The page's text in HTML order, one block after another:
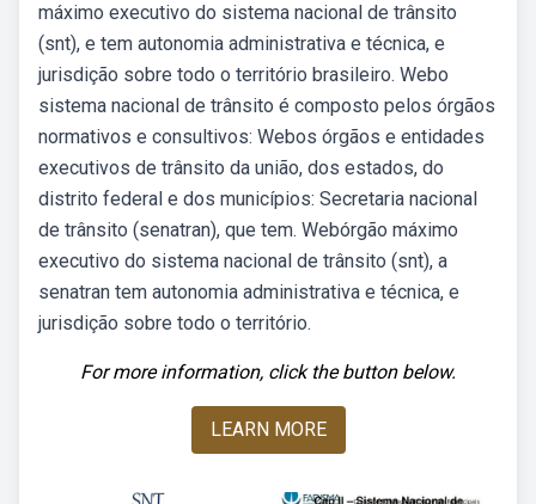
máximo executivo do sistema nacional de trânsito
(snt), e tem autonomia administrativa e técnica, e
jurisdição sobre todo o território brasileiro. Webo
sistema nacional de trânsito é composto pelos órgãos
normativos e consultivos: Webos órgãos e entidades
executivos de trânsito da união, dos estados, do
distrito federal e dos municípios: Secretaria nacional
de trânsito (senatran), que tem. Webórgão máximo
executivo do sistema nacional de trânsito (snt), a
senatran tem autonomia administrativa e técnica, e
jurisdição sobre todo o território.
For more information, click the button below.
LEARN MORE